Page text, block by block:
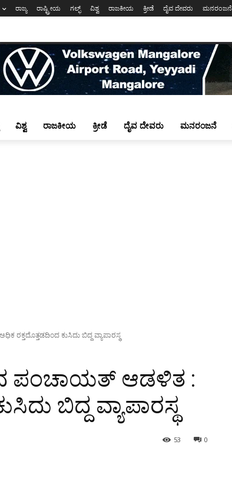
ರಾಜ್ಯ ರಾಷ್ಟ್ರೀಯ ಗಲ್ಫ್ ವಿಶ್ವ ರಾಜಕೀಯ ಕ್ರೀಡೆ ದೈವ ದೇವರು ಮನರಂಜನೆ
ವಿಶ್ವ ರಾಜಕೀಯ ಕ್ರೀಡೆ ದೈವ ದೇವರು ಮನರಂಜನೆ
ರಕ್ತದೊತ್ತಡದಿಂದ ಕುಸಿದು ಬಿದ್ದ ವ್ಯಾಪಾರಸ್ಥ
ಪಂಚಾಯತ್ ಆಡಳಿತ :
ಬಿದ್ದ ವ್ಯಾಪಾರಸ್ಥ
0
53